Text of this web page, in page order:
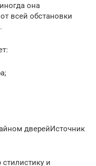
она
всей обстановки
дверейИсточник
и